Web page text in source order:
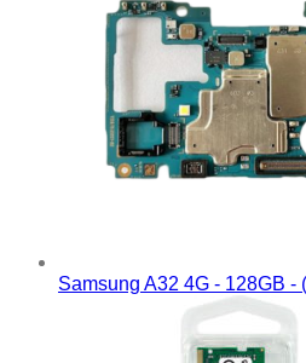
Samsung A32 4G - 128GB -